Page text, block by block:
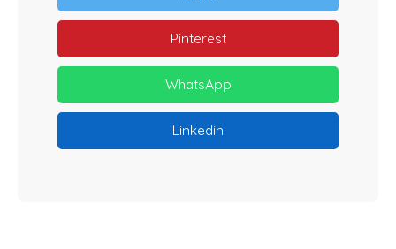
Pinterest
WhatsApp
Linkedin